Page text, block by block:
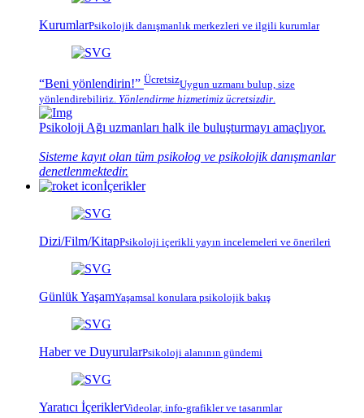
KurumlarPsikolojik danışmanlık merkezleri ve ilgili kurumlar
“Beni yönlendirin!” ÜcretsizUygun uzmanı bulup, size
yönlendirebiliriz. Yönlendirme hizmetimiz ücretsizdir.
Psikoloji Ağı uzmanları halk ile buluşturmayı amaçlıyor.
Sisteme kayıt olan tüm psikolog ve psikolojik danışmanlar
denetlenmektedir.
İçerikler
Dizi/Film/KitapPsikoloji içerikli yayın incelemeleri ve önerileri
Günlük YaşamYaşamsal konulara psikolojik bakış
Haber ve DuyurularPsikoloji alanının gündemi
Yaratıcı İçeriklerVideolar, info-grafikler ve tasarımlar